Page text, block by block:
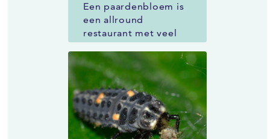
Een paardenbloem is
een allround
restaurant met veel
voedingsstoffen.